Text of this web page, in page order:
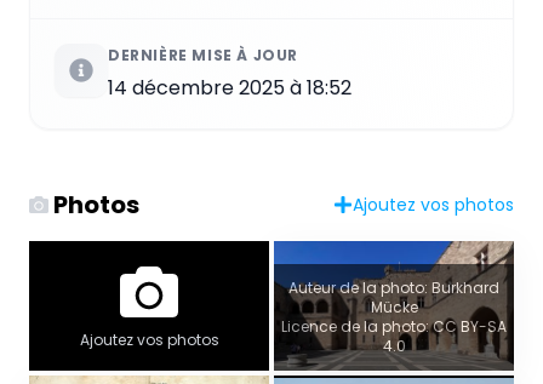
DERNIÈRE MISE À JOUR
14 décembre 2025 à 18:52
Photos Ajoutez vos photos
Ajoutez vos photos
Auteur de la photo: Burkhard
Mücke
Licence de la photo: CC BY-SA
4.0